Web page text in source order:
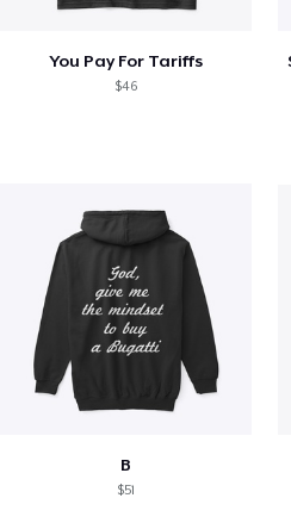
You Pay For Tariffs
$46
B
$51